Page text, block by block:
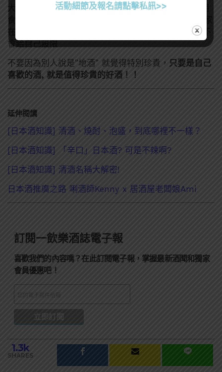
大多數的日本酒，都會依照生產地消費者的喜好，常用
食物 等習慣，製造出它們認為是最完美的酒，因此大家
在選擇清酒的時候，不要去拘泥於 是不是”地酒”，才不
會給自己設限
不要因為別人說是”地酒” 就覺得特別珍貴， 只要是自己
喜歡的酒, 就是值得珍貴的好酒！！
延伸閱讀
[日本酒知識] 清酒、燒酎、泡盛，到底哪裡不一樣？
[日本酒知識] 「辛口」日本酒? 可是不辣啊?
[日本酒知識] 清酒名稱大解密!
日本酒推廣之路 唎酒師Kenny x 居酒屋老闆娘Ami
訂閱一飲樂酒誌電子報
喜歡我們的內容嗎？在此訂閱電子報，掌握最新酒聞和獨家
會員優惠吧！
1.3k
SHARES
活動細節及報名請點擊私訊>>